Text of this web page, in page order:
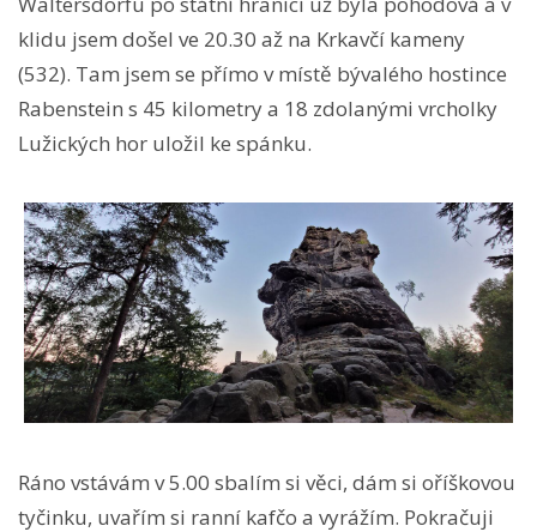
klidu jsem došel ve 20.30 až na Krkavčí kameny
(532). Tam jsem se přímo v místě bývalého hostince
Rabenstein s 45 kilometry a 18 zdolanými vrcholky
Lužických hor uložil ke spánku.
Ráno vstávám v 5.00 sbalím si věci, dám si oříškovou
tyčinku, uvařím si ranní kafčo a vyrážím. Pokračuji